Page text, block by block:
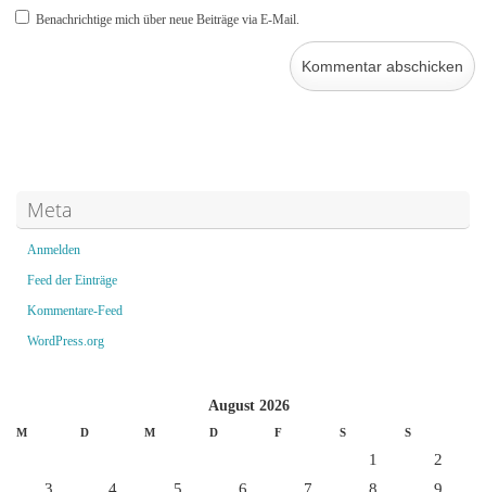
Benachrichtige mich über neue Beiträge via E-Mail.
Meta
Anmelden
Feed der Einträge
Kommentare-Feed
WordPress.org
August 2026
M D M D F S S
1
2